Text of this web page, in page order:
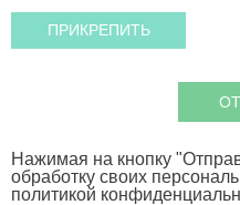
Нажимая на кнопку
обработку своих
политикой